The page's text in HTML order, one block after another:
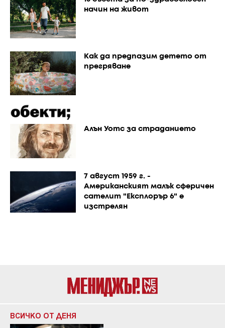
начин на живот
Как да предпазим детето от
прегряване
Алън Уотс за страданието
7 август 1959 г. -
Американският малък сферичен
сателит "Експлорър 6" е
изстрелян
ВСИЧКО ОТ ДЕНЯ